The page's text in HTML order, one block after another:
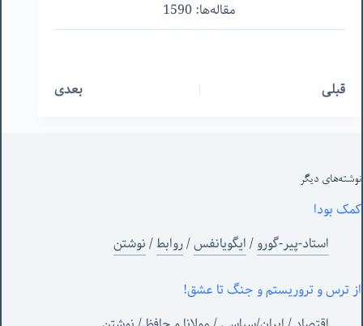
مقاله‌ها: 1590
قبلی بعدی
نوشته‌های‌ دیگر
کمک بودا
استاد-پیر-گورو/ایگویانفس/روابط/نوشتن
از ترس و تروریستم و جنگ تا عشق!